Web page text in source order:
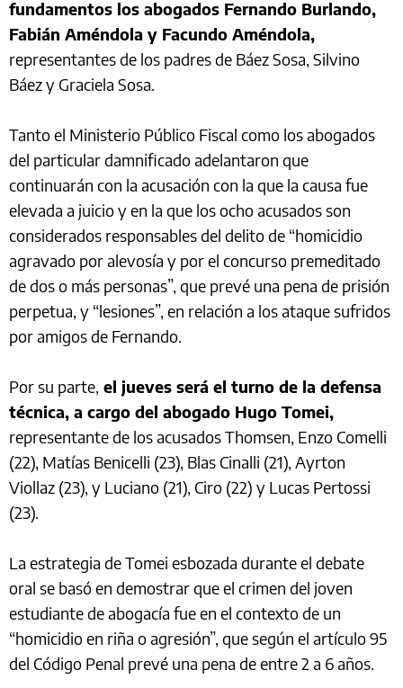
fundamentos los abogados Fernando Burlando,
Fabián Améndola y Facundo Améndola,
representantes de los padres de Báez Sosa, Silvino
Báez y Graciela Sosa.
Tanto el Ministerio Público Fiscal como los abogados
del particular damnificado adelantaron que
continuarán con la acusación con la que la causa fue
elevada a juicio y en la que los ocho acusados son
considerados responsables del delito de “homicidio
agravado por alevosía y por el concurso premeditado
de dos o más personas”, que prevé una pena de prisión
perpetua, y “lesiones”, en relación a los ataque sufridos
por amigos de Fernando.
Por su parte, el jueves será el turno de la defensa
técnica, a cargo del abogado Hugo Tomei,
representante de los acusados Thomsen, Enzo Comelli
(22), Matías Benicelli (23), Blas Cinalli (21), Ayrton
Viollaz (23), y Luciano (21), Ciro (22) y Lucas Pertossi
(23).
La estrategia de Tomei esbozada durante el debate
oral se basó en demostrar que el crimen del joven
estudiante de abogacía fue en el contexto de un
“homicidio en riña o agresión”, que según el artículo 95
del Código Penal prevé una pena de entre 2 a 6 años.